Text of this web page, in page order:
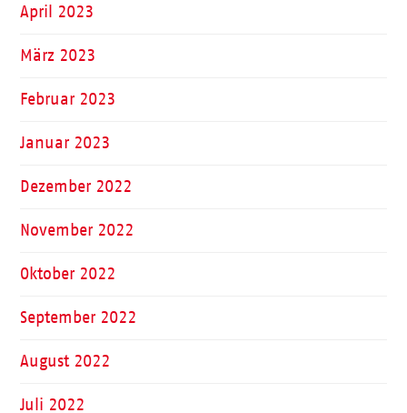
April 2023
März 2023
Februar 2023
Januar 2023
Dezember 2022
November 2022
Oktober 2022
September 2022
August 2022
Juli 2022